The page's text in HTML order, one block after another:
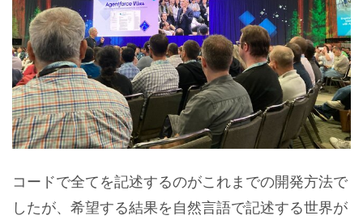
コードで全てを記述するのがこれまでの開発方法で
したが、希望する結果を自然言語で記述する世界が